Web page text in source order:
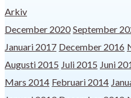
Arkiv
December 2020 September
Januari 2017 December 2016
Augusti 2015 Juli 2015 Juni
Mars 2014 Februari 2014